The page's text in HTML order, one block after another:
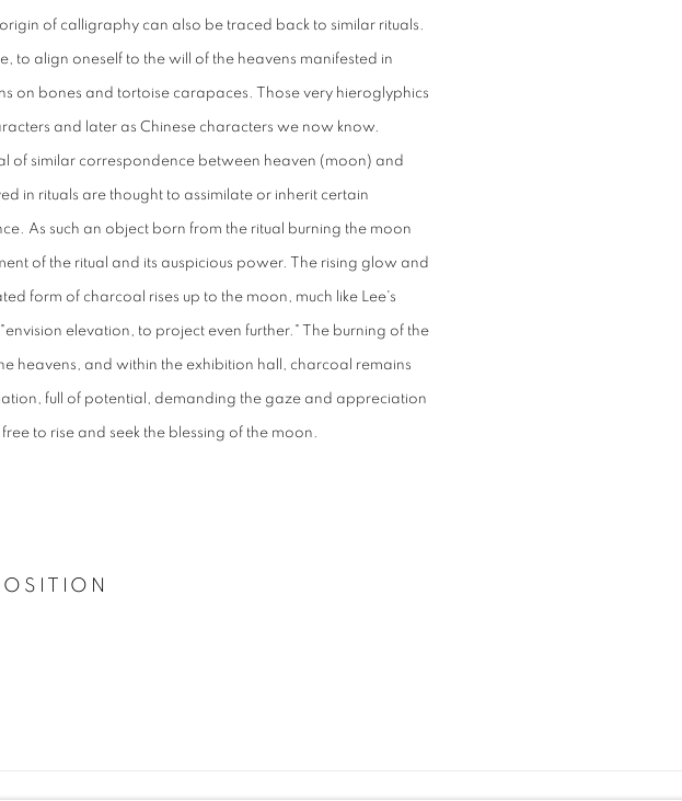
of calligraphy can also be traced back to similar rituals.
to align oneself to the will of the heavens manifested in
on bones and tortoise carapaces. Those very hieroglyphics
and later as Chinese characters we now know.
of similar correspondence between heaven (moon) and
in rituals are thought to assimilate or inherit certain
As such an object born from the ritual burning the moon
of the ritual and its auspicious power. The rising glow and
form of charcoal rises up to the moon, much like Lee's
elevation, to project even further." The burning of the
heavens, and within the exhibition hall, charcoal remains
full of potential, demanding the gaze and appreciation
to rise and seek the blessing of the moon.